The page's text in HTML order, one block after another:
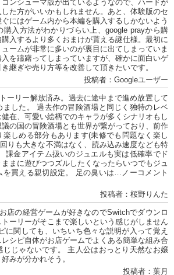
ンシューマ版が出ているようなので、ハードが
た方がいいかもしれません。あと、体験版のセ
にはゲーム内から本編を購入するしかないよう
購入方法がわかりづらい上、google prayから購
入するより多くおまけが貰える謎仕様。最初に
ームが非常に多いのが裏目に出てしまっていま
を躊躇ってしまっていますが、確かに面白いゲ
継ぎや売り方等を改善して頂きたいです。
投稿者：Googleユーザー
ーリー解放済み。過去に途中まで進め放置して
ました。 過去作の冒険酒場と同じく独特のレベ
在、可愛い絵柄でのキャラが多くシナリオもし
の国の冒険酒場とも世界が繋がっており、前作
楽しめる部分もあります(未修でも問題なく楽し
りも大きな不満はなく、読み込み速度なども特
課金アイテム扱いのジュエルも実は低確率でド
まに遊びつつズルしたくなったらいつでもジュ
を買える親切設定。 足の臭いは…ノーコメント
投稿者：桜野りんた
店の経営ゲームが好きなのでSwitchでダウンロ
ーリーがそこまで楽しいという感じがしません
に関しても、いちいち色々な説明が入って覚え
シピ自体がお店ゲームでよくある簡単な組み合
じじゃないです。 主人公はおっとり天然なお嬢
みが分かれそう。
投稿者：葉月